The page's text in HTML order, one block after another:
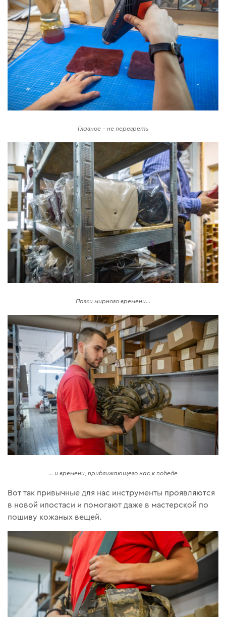
Главное – не перегреть
Полки мирного времени...
... и времени, приближающего нас к победе
Вот так привычные для нас инструменты проявляются
в новой ипостаси и помогают даже в мастерской по
пошиву кожаных вещей.